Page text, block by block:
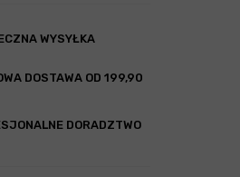
WYSYŁKA
DOSTAWA OD 199,90
DORADZTWO